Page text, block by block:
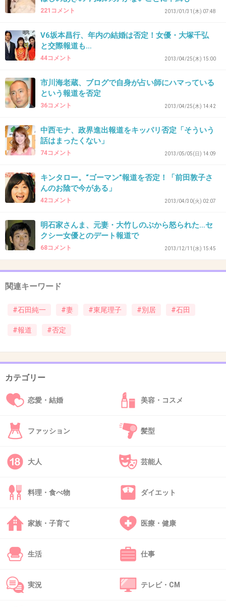
38. 匿名2013/12/12(木) 21:28:33
不倫したときから石田さんのこと大嫌いです。
+55 -7
39. 匿名2013/12/12(木) 21:29:07
いい歳したおっさんが情けないwwwww
予定通り。
-0
41. 匿名 2013/12/12(木) 21:30:02
石田純一は笑っとけばいいと思ってそう
別居と聞いてこれほど驚きがない夫婦も珍しい
+109
石田純一も年取ったし、理子の後に別の女がで
きるとは思えないけどな～
+92
このおっさんいつも足くさそうだなって思う
221コメント 2013/01/31(木) 07:48
V6坂本昌行、年内の結婚は否定！女優・大塚千弘
と交際報道も…
44コメント 2013/04/25(木) 15:00
市川海老蔵、ブログで自身が占い師にハマっている
という報道を否定
36コメント 2013/04/25(木) 14:42
中西モナ、政界進出報道をキッパリ否定「そういう
話はまったくない」
74コメント 2013/05/05(日) 14:09
キンタロー。“ゴーマン”報道を否定！「前田敦子さ
んのお陰で今がある」
42コメント 2013/04/30(火) 02:07
明石家さんま、元妻・大竹しのぶから怒られた…セ
クシー女優とのデート報道で
68コメント 2013/12/11(水) 15:45
関連キーワード
#石田純一 #妻 #東尾理子 #別居 #石田
#報道 #否定
カテゴリー
恋愛・結婚 美容・コスメ
ファッション 髪型
大人 芸能人
料理・食べ物 ダイエット
家族・子育て 医療・健康
生活 仕事
実況 テレビ・CM